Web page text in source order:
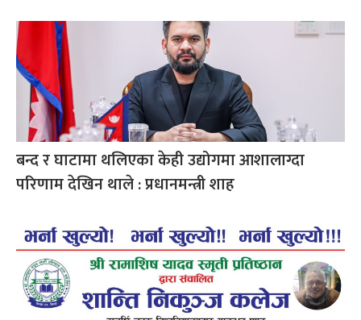
बन्द र घाटामा थलिएका केही उद्योगमा आशालाग्दा
परिणाम देखिन थाले : प्रधानमन्त्री शाह